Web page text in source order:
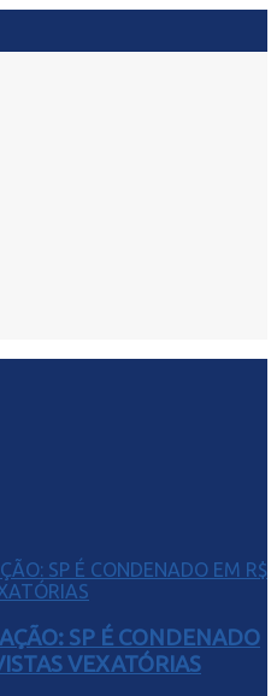
SP É CONDENADO
VEXATÓRIAS